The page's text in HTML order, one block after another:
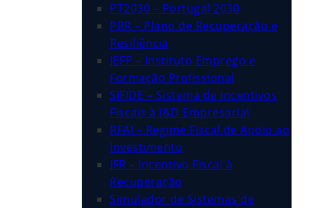
PT2030 – Portugal 2030
PRR – Plano de Recuperação e
Resiliência
IEFP – Instituto Emprego e
Formação Profissional
SIFIDE – Sistema de Incentivos
Fiscais à I&D Empresarial
RFAI – Regime Fiscal de Apoio ao
Investimento
IFR – Incentivo Fiscal à
Recuperação
Simulador de Sistemas de